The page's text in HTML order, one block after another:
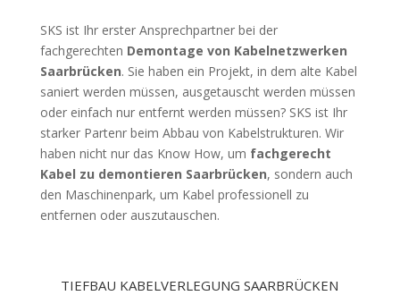
SKS ist Ihr erster Ansprechpartner bei der
fachgerechten Demontage von Kabelnetzwerken
Saarbrücken. Sie haben ein Projekt, in dem alte Kabel
saniert werden müssen, ausgetauscht werden müssen
oder einfach nur entfernt werden müssen? SKS ist Ihr
starker Partenr beim Abbau von Kabelstrukturen. Wir
haben nicht nur das Know How, um fachgerecht
Kabel zu demontieren Saarbrücken, sondern auch
den Maschinenpark, um Kabel professionell zu
entfernen oder auszutauschen.
TIEFBAU KABELVERLEGUNG SAARBRÜCKEN